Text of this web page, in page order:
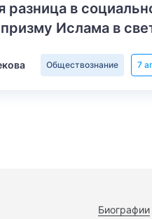
разница в
Ислама в
Обществознание 7
Биографии